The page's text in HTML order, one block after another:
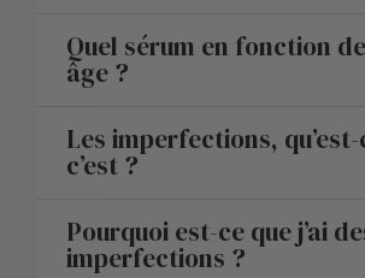
Quel sérum en fonction
âge ?
Les imperfections,
c’est ?
Pourquoi est-ce que j’ai
imperfections ?